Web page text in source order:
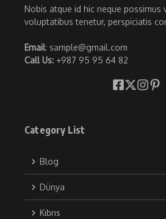
Nobis atque id hic neque possimus
voluptatibus tenetur, perspiciatis
Email: sample@gmail.com
Call Us: +987 95 95 64 82
Category List
Blog
Dünya
Kıbrıs